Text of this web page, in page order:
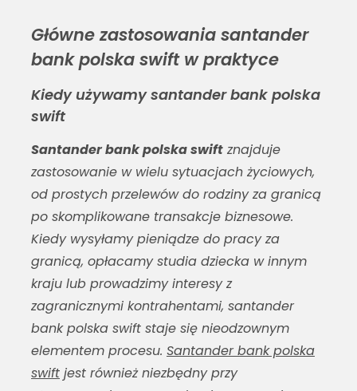
Główne zastosowania santander
bank polska swift w praktyce
Kiedy używamy santander bank polska
swift
Santander bank polska swiftznajduje
zastosowanie w wielu sytuacjach życiowych,
od prostych przelewów do rodziny za granicą
po skomplikowane transakcje biznesowe.
Kiedy wysyłamy pieniądze do pracy za
granicą, opłacamy studia dziecka w innym
kraju lub prowadzimy interesy z
zagranicznymi kontrahentami, santander
bank polska swiftstaje się nieodzownym
elementem procesu. Santander bank polska
swiftjest również niezbędny przy